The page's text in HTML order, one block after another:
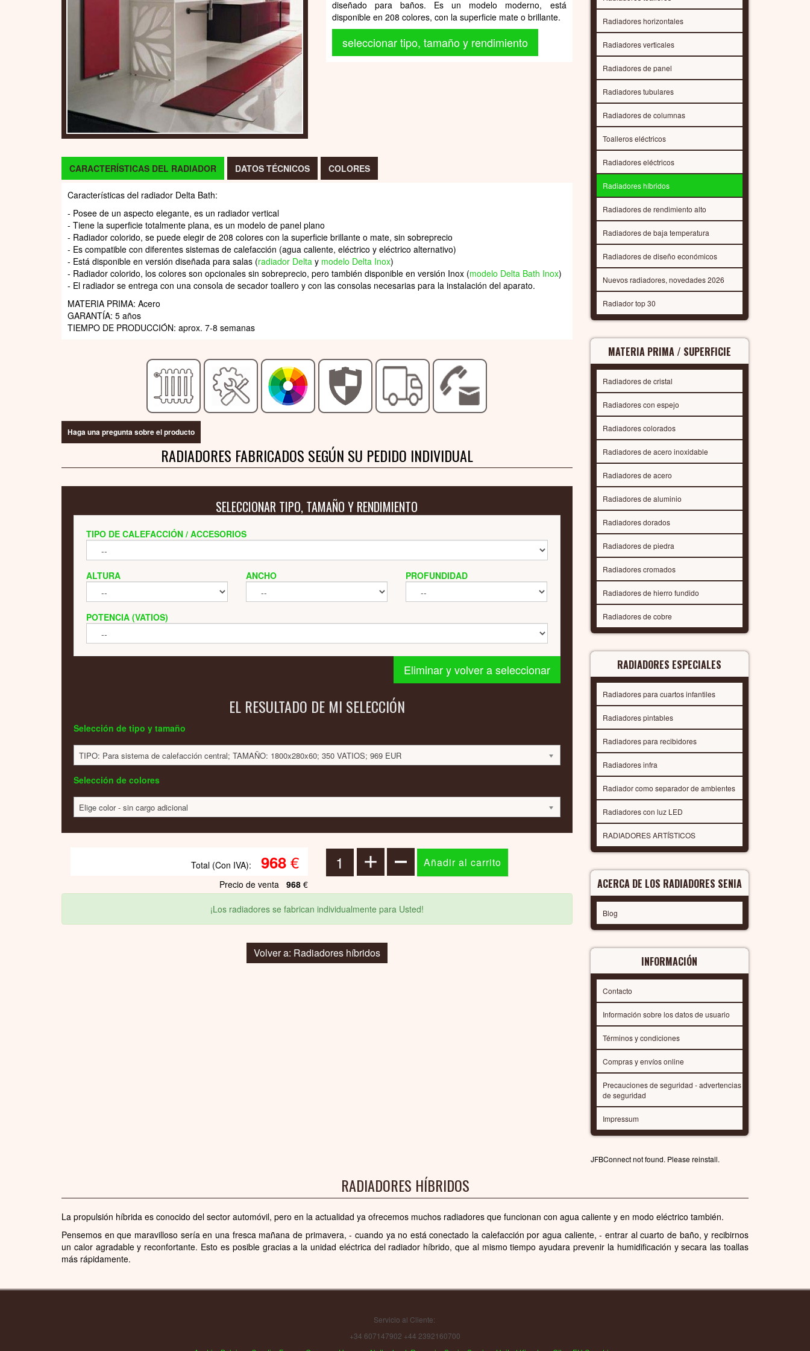
diseñado para baños. Es un modelo moderno, está
disponible en 208 colores, con la superficie mate o brillante.
seleccionar tipo, tamaño y rendimiento
CARACTERÍSTICAS DEL RADIADOR DATOS TÉCNICOS COLORES
Características del radiador Delta Bath:
- Posee de un aspecto elegante, es un radiador vertical
- Tiene la superficie totalmente plana, es un modelo de panel plano
- Radiador colorido, se puede elegir de 208 colores con la superficie brillante o mate, sin sobreprecio
- Es compatible con diferentes sistemas de calefacción (agua caliente, eléctrico y eléctrico alternativo)
- Está disponible en versión diseñada para salas (radiador Delta y modelo Delta Inox)
- Radiador colorido, los colores son opcionales sin sobreprecio, pero también disponible en versión Inox (modelo Delta Bath Inox)
- El radiador se entrega con una consola de secador toallero y con las consolas necesarias para la instalación del aparato.
MATERIA PRIMA: Acero
GARANTÍA: 5 años
TIEMPO DE PRODUCCIÓN: aprox. 7-8 semanas
Haga una pregunta sobre el producto
RADIADORES FABRICADOS SEGÚN SU PEDIDO INDIVIDUAL
SELECCIONAR TIPO, TAMAÑO Y RENDIMIENTO
TIPO DE CALEFACCIÓN / ACCESORIOS
ALTURA ANCHO PROFUNDIDAD
POTENCIA (VATIOS)
Eliminar y volver a seleccionar
EL RESULTADO DE MI SELECCIÓN
Selección de tipo y tamaño
TIPO: Para sistema de calefacción central; TAMAÑO: 1800x280x60; 350 VATIOS; 969 EUR
Selección de colores
Elige color - sin cargo adicional
Total (Con IVA): 968€
Precio de venta 968€
¡Los radiadores se fabrican individualmente para Usted!
Volver a: Radiadores híbridos
Radiadores horizontales
Radiadores verticales
Radiadores de panel
Radiadores tubulares
Radiadores de columnas
Toalleros eléctricos
Radiadores eléctricos
Radiadores híbridos
Radiadores de rendimiento alto
Radiadores de baja temperatura
Radiadores de diseño económicos
Nuevos radiadores, novedades 2026
Radiador top 30
MATERIA PRIMA / SUPERFICIE
Radiadores de cristal
Radiadores con espejo
Radiadores colorados
Radiadores de acero inoxidable
Radiadores de acero
Radiadores de aluminio
Radiadores dorados
Radiadores de piedra
Radiadores cromados
Radiadores de hierro fundido
Radiadores de cobre
RADIADORES ESPECIALES
Radiadores para cuartos infantiles
Radiadores pintables
Radiadores para recibidores
Radiadores infra
Radiador como separador de ambientes
Radiadores con luz LED
RADIADORES ARTÍSTICOS
ACERCA DE LOS RADIADORES SENIA
Blog
INFORMACIÓN
Contacto
Información sobre los datos de usuario
Términos y condiciones
Compras y envíos online
Precauciones de seguridad - advertencias
de seguridad
Impressum
JFBConnect not found. Please reinstall.
RADIADORES HÍBRIDOS
La propulsión híbrida es conocido del sector automóvil, pero en la actualidad ya ofrecemos muchos radiadores que funcionan con agua caliente y en modo eléctrico también.
Pensemos en que maravilloso sería en una fresca mañana de primavera, - cuando ya no está conectado la calefacción por agua caliente, - entrar al cuarto de baño, y recibirnos
un calor agradable y reconfortante. Esto es posible gracias a la unidad eléctrica del radiador híbrido, que al mismo tiempo ayudara prevenir la humidificación y secara las toallas
más rápidamente.
Servicio al Cliente:
+34 607147902 +44 2392160700